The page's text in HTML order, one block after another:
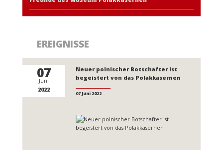
EREIGNISSE
07
Juni
2022
Neuer polnischer Botschafter ist
begeistert von das Polakkasernen
07 Juni 2022